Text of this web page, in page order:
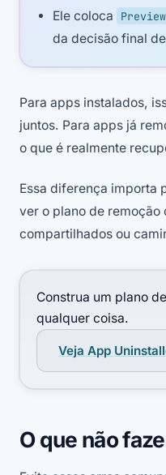
Ele coloca
da decisão final
Para apps instalados,
juntos. Para apps já
o que é realmente
Essa diferença importa
ver o plano de
compartilhados ou
Construa um plano
qualquer coisa.
Veja App
O que não